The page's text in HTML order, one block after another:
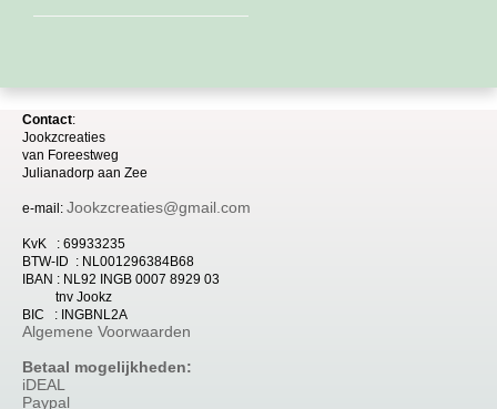
Contact:
Jookzcreaties
van Foreestweg
Julianadorp aan Zee
e-mail: Jookzcreaties@gmail.com
KvK : 69933235
BTW-ID : NL001296384B68
IBAN : NL92 INGB 0007 8929 03
tnv Jookz
BIC : INGBNL2A
Algemene Voorwaarden
Betaal mogelijkheden:
iDEAL
Paypal